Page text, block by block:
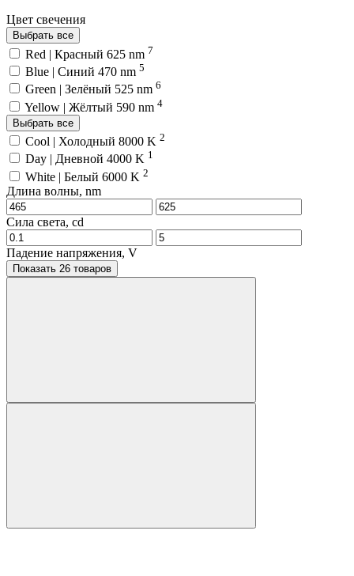
Цвет свечения
Выбрать все
Red | Красный 625 nm 7
Blue | Синий 470 nm 5
Green | Зелёный 525 nm 6
Yellow | Жёлтый 590 nm 4
Выбрать все
Cool | Холодный 8000 K 2
Day | Дневной 4000 K 1
White | Белый 6000 K 2
Длина волны, nm
Сила света, cd
Падение напряжения, V
Показать 26 товаров